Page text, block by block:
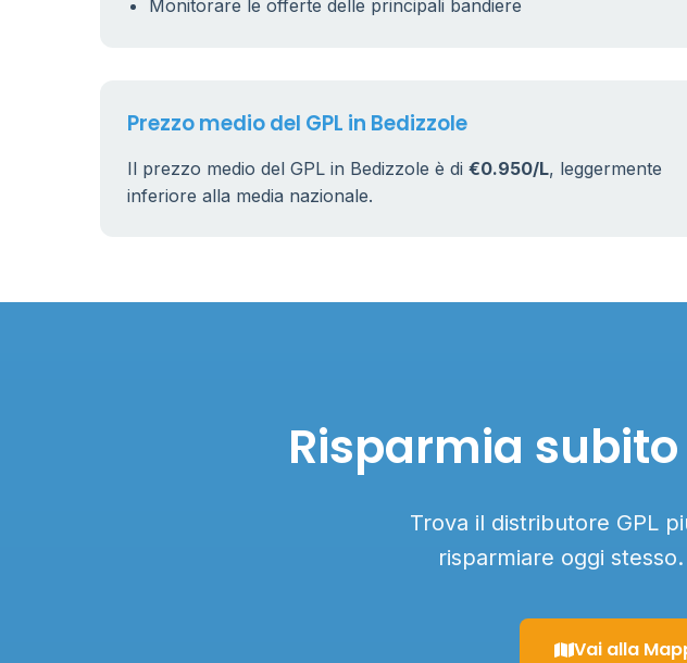
Monitorare le offerte delle principali bandiere
Prezzo medio del GPL in Bedizzole
Il prezzo medio del GPL in Bedizzole è di €0.950/L, leggermente
inferiore alla media nazionale.
Risparmia
Trova il distributore GPL
risparmiare oggi
Vai alla